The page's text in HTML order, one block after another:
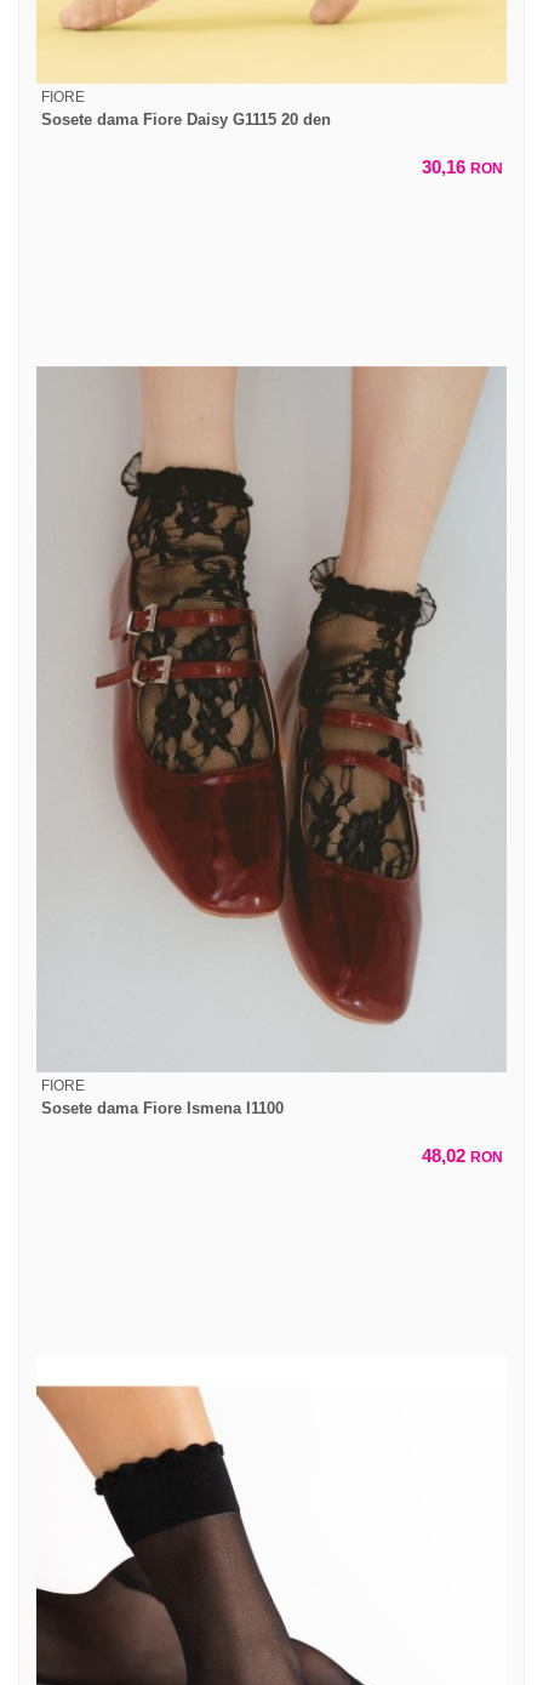
FIORE
Sosete dama Fiore Daisy G1115 20 den
30,16 RON
FIORE
Sosete dama Fiore Ismena I1100
48,02 RON